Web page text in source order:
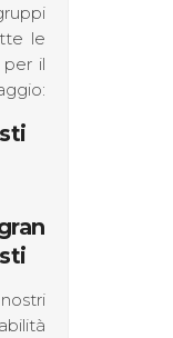
le
il